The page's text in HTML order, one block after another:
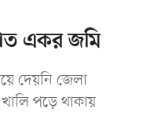
একর জমি
দেয়নি জেলা
পড়ে থাকায়